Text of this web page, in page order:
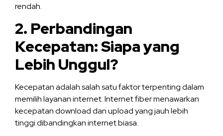
rendah.
2. Perbandingan
Kecepatan: Siapa yang
Lebih Unggul?
Kecepatan adalah salah satu faktor terpenting dalam
memilih layanan internet. Internet fiber menawarkan
kecepatan download dan upload yang jauh lebih
tinggi dibandingkan internet biasa.